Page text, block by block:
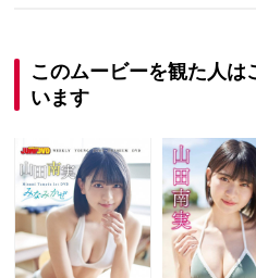
このムービーを観た人は
います